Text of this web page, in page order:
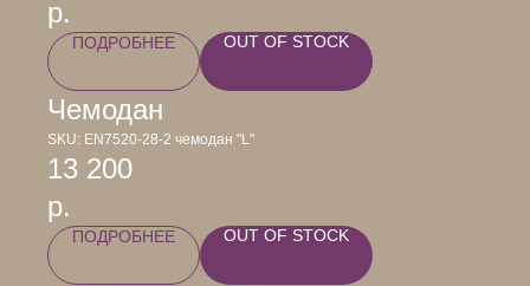
р.
ПОДРОБНЕЕ OUT OF STOCK
Чемодан
SKU: EN7520-28-2 чемодан "L"
13 200
р.
ПОДРОБНЕЕ OUT OF STOCK